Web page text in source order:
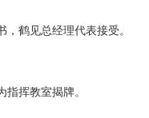
鹤见总经理代表接受。
挥教室揭牌。